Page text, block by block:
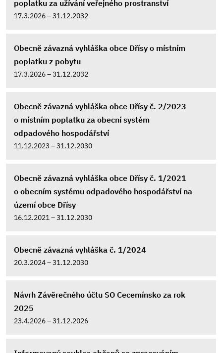
poplatku za užívání veřejného prostranství
17.3.2026 – 31.12.2032
Obecně závazná vyhláška obce Dřísy o místním
poplatku z pobytu
17.3.2026 – 31.12.2032
Obecně závazná vyhláška obce Dřísy č. 2/2023
o místním poplatku za obecní systém
odpadového hospodářství
11.12.2023 – 31.12.2030
Obecně závazná vyhláška obce Dřísy č. 1/2021
o obecním systému odpadového hospodářství na
území obce Dřísy
16.12.2021 – 31.12.2030
Obecně závazná vyhláška č. 1/2024
20.3.2024 – 31.12.2030
Návrh Závěrečného účtu SO Cecemínsko za rok
2025
23.4.2026 – 31.12.2026